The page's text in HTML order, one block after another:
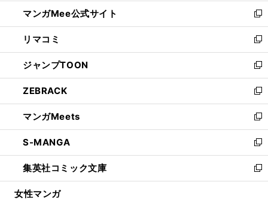
く
ド
ウ
で
開
く
ウ
ィ
ン
ド
ウ
で
開
く
し
い
ウ
ィ
ン
ド
ウ
で
開
く
マンガMee公式サイト
新
し
い
ウ
ィ
ン
ド
ウ
で
開
く
リマコミ
新
し
い
ウ
ィ
ン
ド
ウ
で
開
く
ジャンプTOON
新
し
い
ウ
ィ
ン
ド
ウ
で
開
ZEBRACK
新
し
い
ウ
ィ
ン
ド
ウ
マンガMeets
新
し
い
ウ
ィ
ン
S-MANGA
新
し
い
ウ
集英社コミック文庫
新
し
女性マンガ